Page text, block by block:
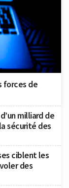
forces de
milliard de
sécurité des
ciblent les
des